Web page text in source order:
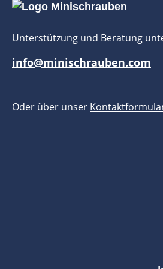
Unterstützung und Beratung
info@minischrauben.com
Oder über unser